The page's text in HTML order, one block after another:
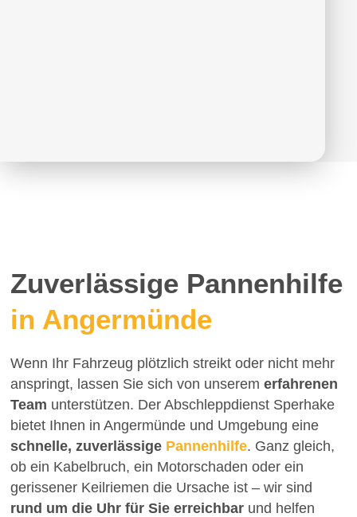
Zuverlässige Pannenhilfe
in Angermünde
Wenn Ihr Fahrzeug plötzlich streikt oder nicht mehr
anspringt, lassen Sie sich von unseremerfahrenen
Team unterstützen. Der Abschleppdienst Sperhake
bietet Ihnen in Angermünde und Umgebung eine
schnelle, zuverlässige Pannenhilfe. Ganz gleich,
ob ein Kabelbruch, ein Motorschaden oder ein
gerissener Keilriemen die Ursache ist – wir sind
rund um die Uhr für Sie erreichbar und helfen